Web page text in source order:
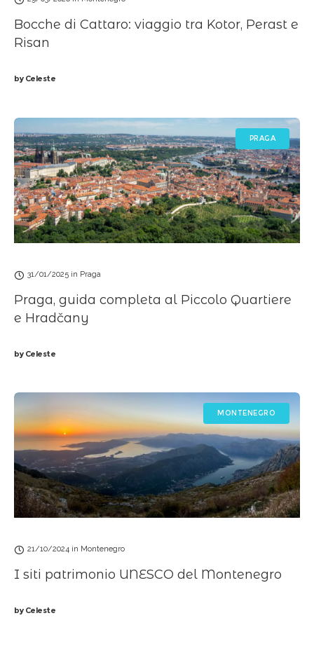
Bocche di Cattaro: viaggio tra Kotor, Perast e
Risan
byCeleste
PRAGA
31/01/2025 in Praga
Praga, guida completa al Piccolo Quartiere
e Hradčany
byCeleste
MONTENEGRO
21/10/2024 in Montenegro
I siti patrimonio UNESCO del Montenegro
byCeleste